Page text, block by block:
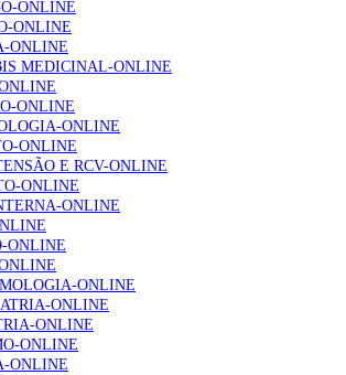
Forense. “Da urgência ao tribunal, cada
e cada profissional faz a diferença”
de utentes podem ficar sem médico de
nova regras do registo, alerta associação
em cada dez doentes com enfarte
níveis elevados de Lp(a), revela estudo
ONLINE
ONLINE
ONLINE
MEDICINAL-ONLINE
ONLINE
ONLINE
ONLINE
E RCV-ONLINE
ONLINE
ONLINE
ONLINE
ONLINE
ONLINE
ONLINE
ONLINE
ONLINE